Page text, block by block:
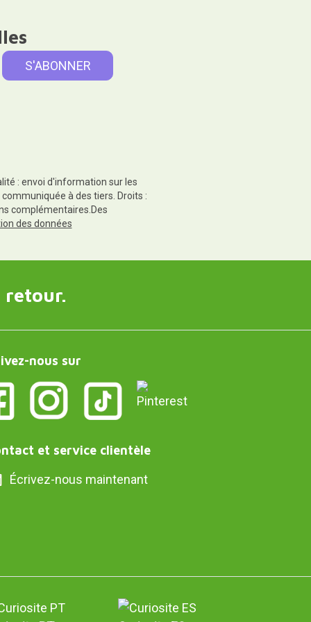
: envoi d'information sur les
à des tiers. Droits :
complémentaires.Des
des données
retour.
nous sur
et service clientèle
Écrivez-nous maintenant